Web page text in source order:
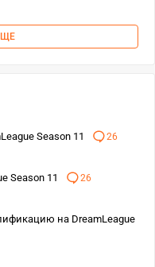
Season 11
26
Season 11
26
на DreamLeague